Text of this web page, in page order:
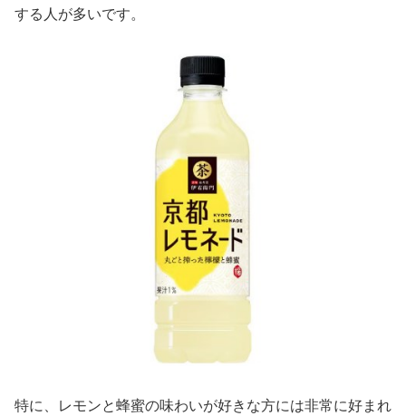
する人が多いです。
特に、レモンと蜂蜜の味わいが好きな方には非常に好まれ